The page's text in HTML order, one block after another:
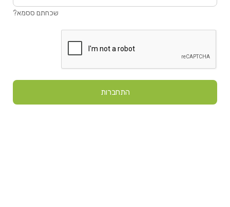
שכחתם ססמא?